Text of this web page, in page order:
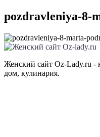
pozdravleniya-8-
Женский сайт Oz-Lady.ru -
дом, кулинария.